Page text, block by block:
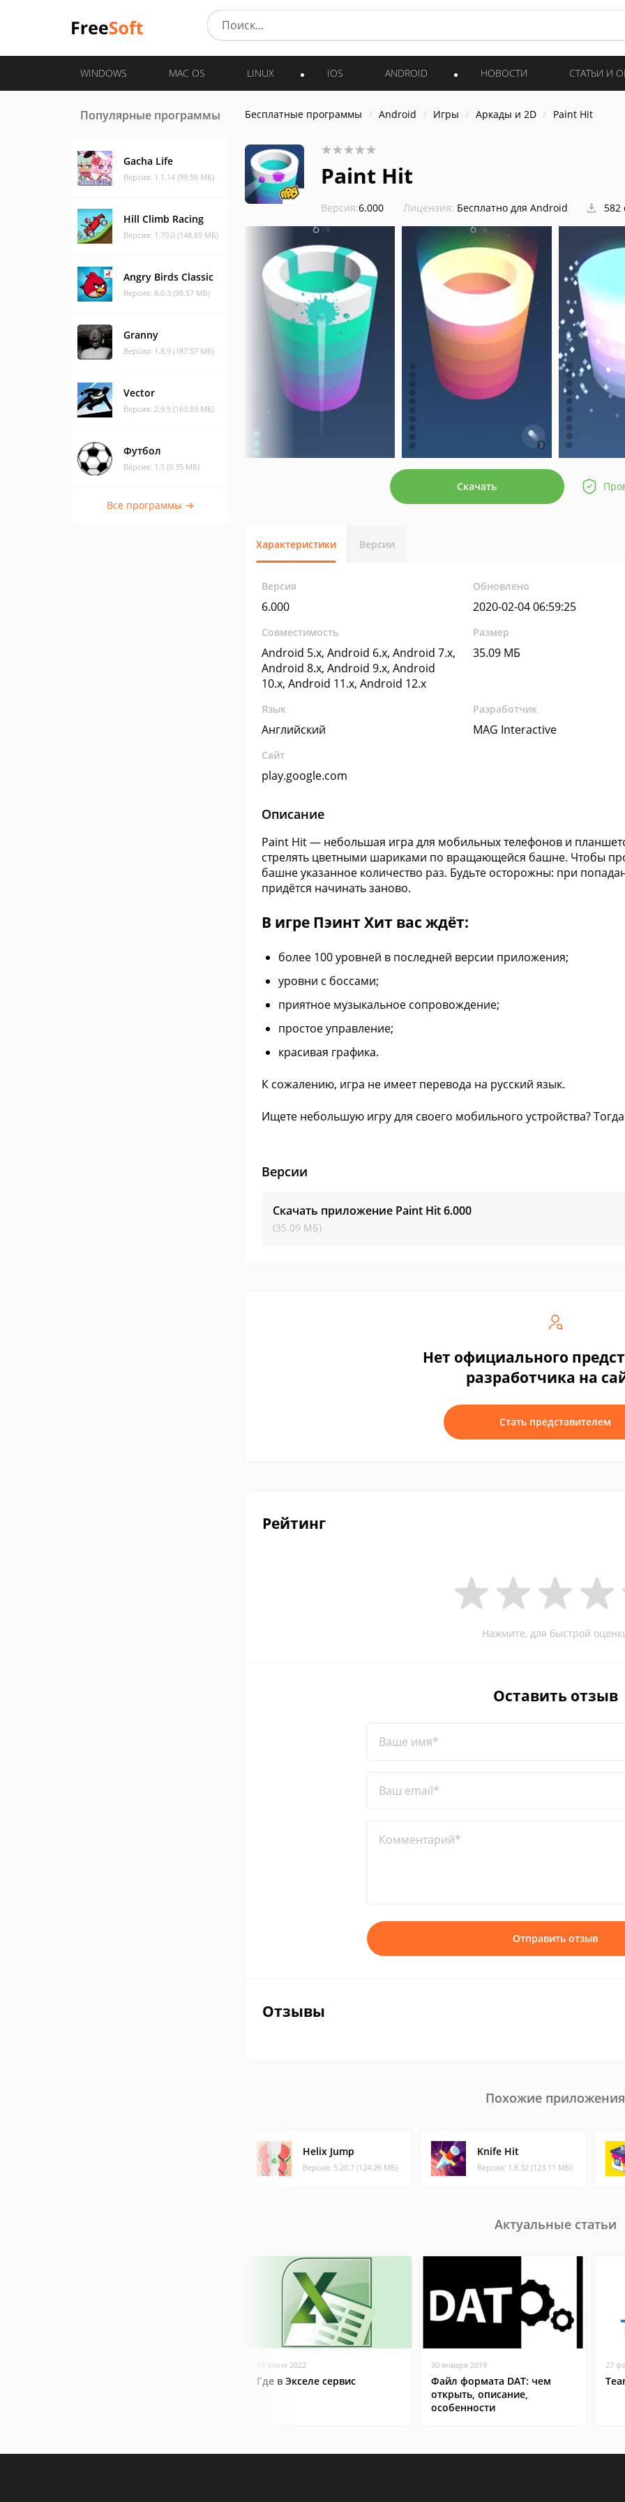
WINDOWS MAC OS LINUX IOS ANDROID НОВОСТИ СТАТЬИ И
Популярные программы
Gacha Life
Версия: 1.1.14 (99.56 МБ)
Hill Climb Racing
Версия: 1.70.0 (148.85 МБ)
Angry Birds Classic
Версия: 8.0.3 (98.57 МБ)
Granny
Версия: 1.8.9 (187.57 МБ)
Vector
Версия: 2.9.5 (163.83 МБ)
Футбол
Версия: 1.5 (0.35 МБ)
Все программы →
Бесплатные программы Android Игры Аркады и 2D Paint Hit
Paint Hit
Версия:6.000 Лицензия: Бесплатно для Android 582
Скачать
Характеристики Версии
Версия
6.000
Обновлено
2020-02-04 06:59:25
Совместимость
Android 5.x, Android 6.x, Android 7.x,
Android 8.x, Android 9.x, Android
10.x, Android 11.x, Android 12.x
Размер
35.09 МБ
Язык
Английский
Разработчик
MAG Interactive
Сайт
play.google.com
Описание
Paint Hit — небольшая игра для мобильных телефонов и
стрелять цветными шариками по вращающейся башне. Чтобы
башне указанное количество раз. Будьте осторожны: при
придётся начинать заново.
В игре Пэинт Хит вас ждёт:
более 100 уровней в последней версии приложения;
уровни с боссами;
приятное музыкальное сопровождение;
простое управление;
красивая графика.
К сожалению, игра не имеет перевода на русский язык.
Ищете небольшую игру для своего мобильного устройства?
Версии
Скачать приложение Paint Hit6.000
(35.09 МБ)
Нет официального
разработчика на
Стать представителем
Рейтинг
Нажмите, для быстрой
Оставить отзыв
Ваше имя*
Ваш email*
Комментарий*
Отправить отзыв
Отзывы
Похожие приложения
Helix Jump
Версия: 5.20.7 (124.26 МБ)
Knife Hit
Версия: 1.8.32 (123.11 МБ)
Актуальные статьи
03 июня 2022
Где в Экселе сервис
30 января 2019
Файл формата DAT: чем
открыть, описание,
особенности
27